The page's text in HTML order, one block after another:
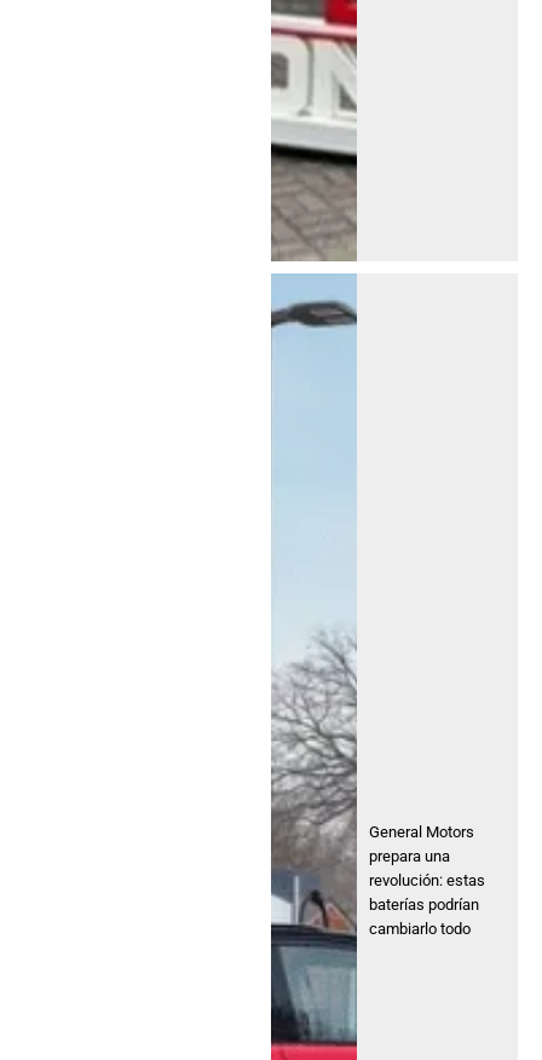
General Motors
prepara una
revolución: estas
baterías podrían
cambiarlo todo